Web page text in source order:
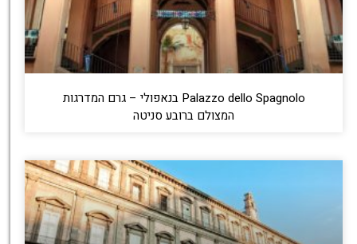
Palazzo dello Spagnolo בנאפולי – גרם המדרגות
המצולם ברובע סניטה